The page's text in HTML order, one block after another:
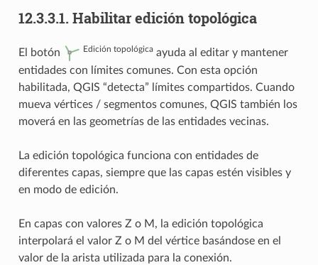
12.3.3.1. Habilitar edición topológica
El botón Edición topológicaayuda al editar y mantener
entidades con límites comunes. Con esta opción
habilitada, QGIS “detecta” límites compartidos. Cuando
mueva vértices / segmentos comunes, QGIS también los
moverá en las geometrías de las entidades vecinas.
La edición topológica funciona con entidades de
diferentes capas, siempre que las capas estén visibles y
en modo de edición.
En capas con valores Z o M, la edición topológica
interpolará el valor Z o M del vértice basándose en el
valor de la arista utilizada para la conexión.